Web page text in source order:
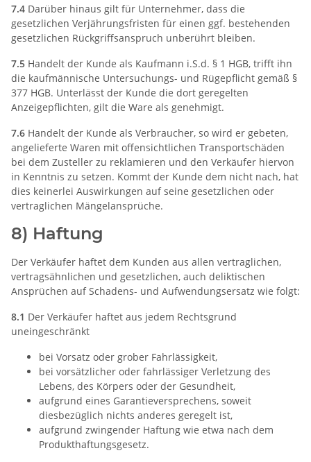
7.4 Darüber hinaus gilt für Unternehmer, dass die
gesetzlichen Verjährungsfristen für einen ggf. bestehenden
gesetzlichen Rückgriffsanspruch unberührt bleiben.
7.5 Handelt der Kunde als Kaufmann i.S.d. § 1 HGB, trifft ihn
die kaufmännische Untersuchungs- und Rügepflicht gemäß §
377 HGB. Unterlässt der Kunde die dort geregelten
Anzeigepflichten, gilt die Ware als genehmigt.
7.6 Handelt der Kunde als Verbraucher, so wird er gebeten,
angelieferte Waren mit offensichtlichen Transportschäden
bei dem Zusteller zu reklamieren und den Verkäufer hiervon
in Kenntnis zu setzen. Kommt der Kunde dem nicht nach, hat
dies keinerlei Auswirkungen auf seine gesetzlichen oder
vertraglichen Mängelansprüche.
8) Haftung
Der Verkäufer haftet dem Kunden aus allen vertraglichen,
vertragsähnlichen und gesetzlichen, auch deliktischen
Ansprüchen auf Schadens- und Aufwendungsersatz wie folgt:
8.1 Der Verkäufer haftet aus jedem Rechtsgrund
uneingeschränkt
bei Vorsatz oder grober Fahrlässigkeit,
bei vorsätzlicher oder fahrlässiger Verletzung des
Lebens, des Körpers oder der Gesundheit,
aufgrund eines Garantieversprechens, soweit
diesbezüglich nichts anderes geregelt ist,
aufgrund zwingender Haftung wie etwa nach dem
Produkthaftungsgesetz.